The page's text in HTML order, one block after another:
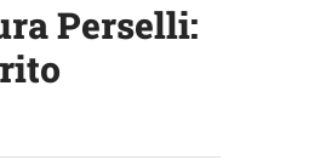
Perselli: